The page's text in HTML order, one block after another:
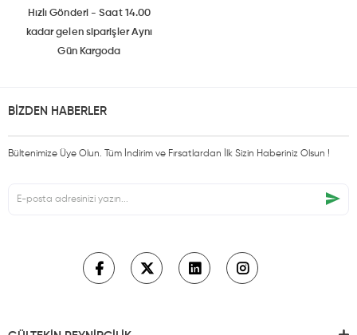
Hızlı Gönderi - Saat 14.00
kadar gelen siparişler Aynı
Gün Kargoda
BİZDEN HABERLER
Bültenimize Üye Olun. Tüm İndirim ve Fırsatlardan İlk Sizin Haberiniz Olsun !